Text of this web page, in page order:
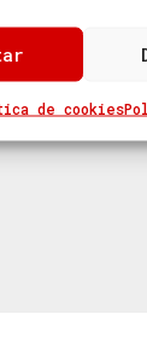
de cookies
Los